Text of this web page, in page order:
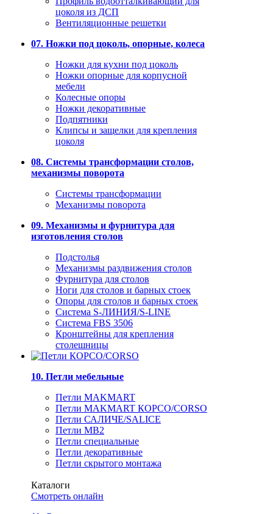
цоколя из ДСП
Вентиляционные решетки
07. Ножки под цоколь, опорные, колеса
Ножки для кухни под цоколь
Ножки опорные для корпусной
мебели
Колесные опоры
Ножки декоративные
Подпятники
Клипсы и защелки для крепления
цоколя
08. Системы трансформации столов,
механизмы поворота
Системы трансформации
Механизмы поворота
09. Механизмы и фурнитура для
изготовления столов
Подстолья
Механизмы раздвижения столов
Фурнитура для столов
Ноги для столов и барных стоек
Опоры для столов и барных стоек
Система S-ЛИНИЯ/S-LINE
Система FBS 3506
Кронштейны для крепления
столешницы
10. Петли мебельные
Петли MAKMART
Петли MAKMART КОРСО/CORSO
Петли САЛИЧЕ/SALICE
Петли MB2
Петли специальные
Петли декоративные
Петли скрытого монтажа
Каталоги
Смотреть онлайн